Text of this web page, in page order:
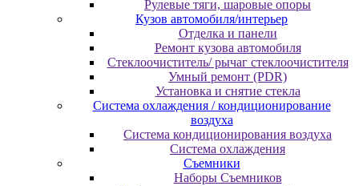
Рулевые тяги, шаровые опоры
Кузов автомобиля/интерьер
Отделка и панели
Ремонт кузова автомобиля
Стеклоочиститель/ рычаг стеклоочистителя
Умный ремонт (PDR)
Установка и снятие стекла
Система охлаждения / кондиционирование
воздуха
Система кондиционирования воздуха
Система охлаждения
Съемники
Наборы Съемников